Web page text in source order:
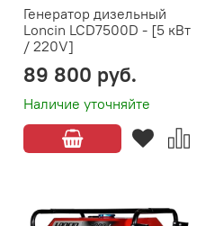
Генератор дизельный
Loncin LCD7500D - [5 кВт
/ 220V]
Наличие уточняйте
89 800 руб.